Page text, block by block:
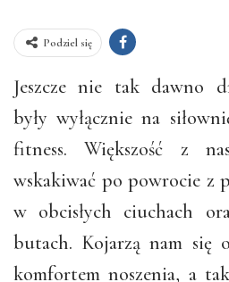
Podziel się
Jeszcze nie tak dawno
były wyłącznie na
fitness. Większość z
wskakiwać po powrocie z
w obcisłych ciuchach
butach. Kojarzą nam się
komfortem noszenia, a